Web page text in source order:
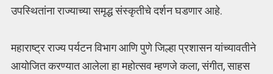
उपस्थितांना राज्याच्या समृद्ध संस्कृतीचे दर्शन घडणार आहे.
महाराष्ट्र राज्य पर्यटन विभाग आणि पुणे जिल्हा प्रशासन यांच्यावतीने
आयोजित करण्यात आलेला हा महोत्सव म्हणजे कला, संगीत, साहस